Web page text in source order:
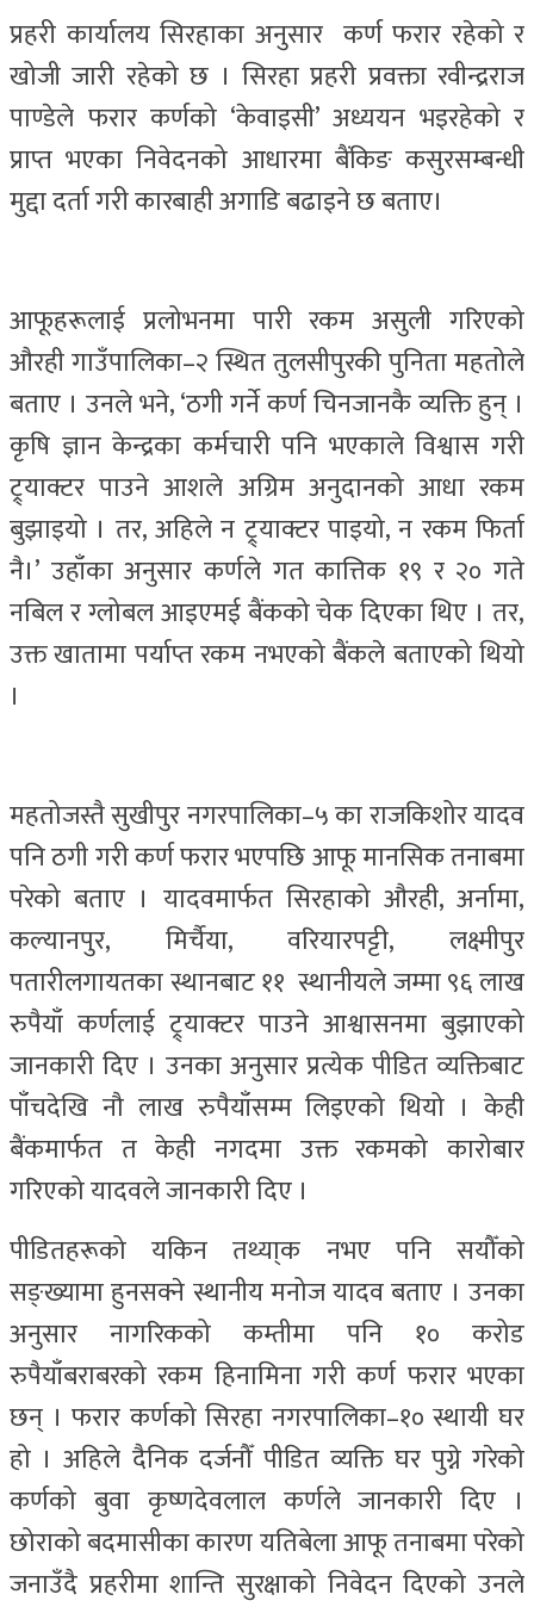
प्रहरी कार्यालय सिरहाका अनुसार कर्ण फरार रहेको र
खोजी जारी रहेको छ । सिरहा प्रहरी प्रवक्ता रवीन्द्रराज
पाण्डेले फरार कर्णको ‘केवाइसी’ अध्ययन भइरहेको र
प्राप्त भएका निवेदनको आधारमा बैंकिङ कसुरसम्बन्धी
मुद्दा दर्ता गरी कारबाही अगाडि बढाइने छ बताए।
आफूहरूलाई प्रलोभनमा पारी रकम असुली गरिएको
औरही गाउँपालिका–२ स्थित तुलसीपुरकी पुनिता महतोले
बताए । उनले भने, ‘ठगी गर्ने कर्ण चिनजानकै व्यक्ति हुन् ।
कृषि ज्ञान केन्द्रका कर्मचारी पनि भएकाले विश्वास गरी
ट्र्याक्टर पाउने आशले अग्रिम अनुदानको आधा रकम
बुझाइयो । तर, अहिले न ट्र्याक्टर पाइयो, न रकम फिर्ता
नै।’ उहाँका अनुसार कर्णले गत कात्तिक १९ र २० गते
नबिल र ग्लोबल आइएमई बैंकको चेक दिएका थिए । तर,
उक्त खातामा पर्याप्त रकम नभएको बैंकले बताएको थियो
।
महतोजस्तै सुखीपुर नगरपालिका–५ का राजकिशोर यादव
पनि ठगी गरी कर्ण फरार भएपछि आफू मानसिक तनाबमा
परेको बताए । यादवमार्फत सिरहाको औरही, अर्नामा,
कल्यानपुर, मिर्चैया, वरियारपट्टी, लक्ष्मीपुर
पतारीलगायतका स्थानबाट ११ स्थानीयले जम्मा ९६ लाख
रुपैयाँ कर्णलाई ट्र्याक्टर पाउने आश्वासनमा बुझाएको
जानकारी दिए । उनका अनुसार प्रत्येक पीडित व्यक्तिबाट
पाँचदेखि नौ लाख रुपैयाँसम्म लिइएको थियो । केही
बैंकमार्फत त केही नगदमा उक्त रकमको कारोबार
गरिएको यादवले जानकारी दिए ।
पीडितहरूको यकिन तथ्या्क नभए पनि सयौँको
सङ्ख्यामा हुनसक्ने स्थानीय मनोज यादव बताए । उनका
अनुसार नागरिकको कम्तीमा पनि १० करोड
रुपैयाँबराबरको रकम हिनामिना गरी कर्ण फरार भएका
छन् । फरार कर्णको सिरहा नगरपालिका–१० स्थायी घर
हो । अहिले दैनिक दर्जनौँ पीडित व्यक्ति घर पुग्ने गरेको
कर्णको बुवा कृष्णदेवलाल कर्णले जानकारी दिए ।
छोराको बदमासीका कारण यतिबेला आफू तनाबमा परेको
जनाउँदै प्रहरीमा शान्ति सुरक्षाको निवेदन दिएको उनले